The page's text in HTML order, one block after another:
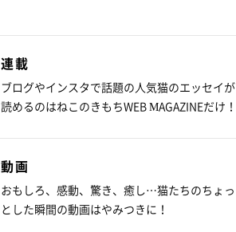
連載
ブログやインスタで話題の人気猫のエッセイが
読めるのはねこのきもちWEB MAGAZINEだけ！
動画
おもしろ、感動、驚き、癒し…猫たちのちょっ
とした瞬間の動画はやみつきに！